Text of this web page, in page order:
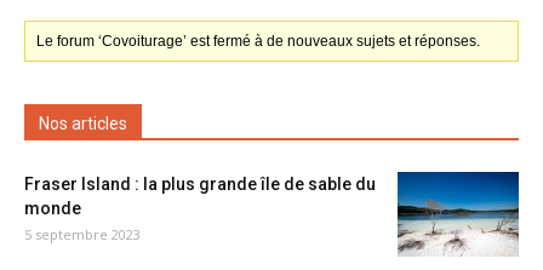
Le forum ‘Covoiturage’ est fermé à de nouveaux sujets et réponses.
Nos articles
Fraser Island : la plus grande île de sable du
monde
5 septembre 2023